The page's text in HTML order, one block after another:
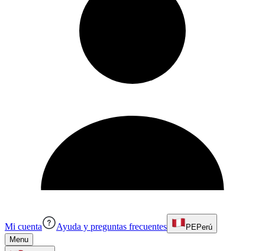
Mi cuenta Ayuda y preguntas frecuentes PEPerú
Menu